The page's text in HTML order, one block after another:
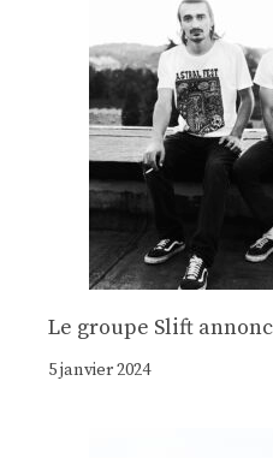
Le groupe Slift
5 janvier 2024